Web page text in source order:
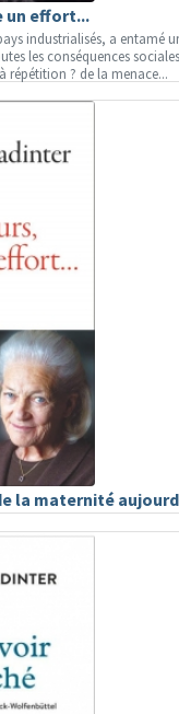
un effort...
industrialisés, a entamé
les conséquences
répétition ? de la menace...
la maternité